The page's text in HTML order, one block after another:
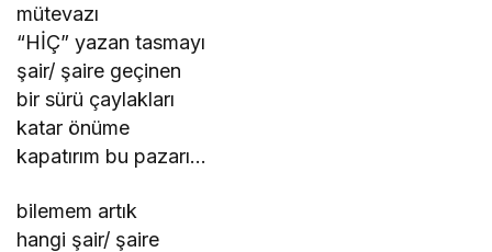
mütevazı
“HİÇ” yazan tasmayı
şair/ şaire geçinen
bir sürü çaylakları
katar önüme
kapatırım bu pazarı…
bilemem artık
hangi şair/ şaire